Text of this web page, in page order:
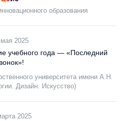
образования
2025
учебного года — «Последний
университета имени А.Н.
Дизайн. Искусство)
2025